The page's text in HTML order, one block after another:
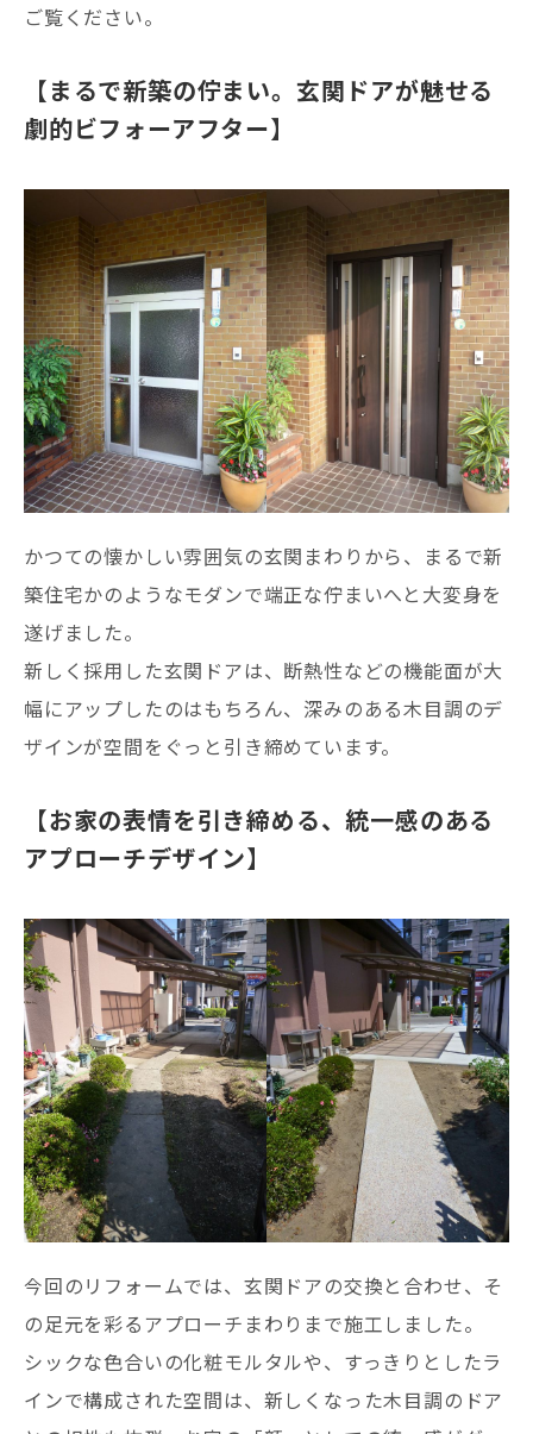
ご覧ください。
【まるで新築の佇まい。玄関ドアが魅せる
劇的ビフォーアフター】
かつての懐かしい雰囲気の玄関まわりから、まるで新
築住宅かのようなモダンで端正な佇まいへと大変身を
遂げました。
新しく採用した玄関ドアは、断熱性などの機能面が大
幅にアップしたのはもちろん、深みのある木目調のデ
ザインが空間をぐっと引き締めています。
【お家の表情を引き締める、統一感のある
アプローチデザイン】
今回のリフォームでは、玄関ドアの交換と合わせ、そ
の足元を彩るアプローチまわりまで施工しました。
シックな色合いの化粧モルタルや、すっきりとしたラ
インで構成された空間は、新しくなった木目調のドア